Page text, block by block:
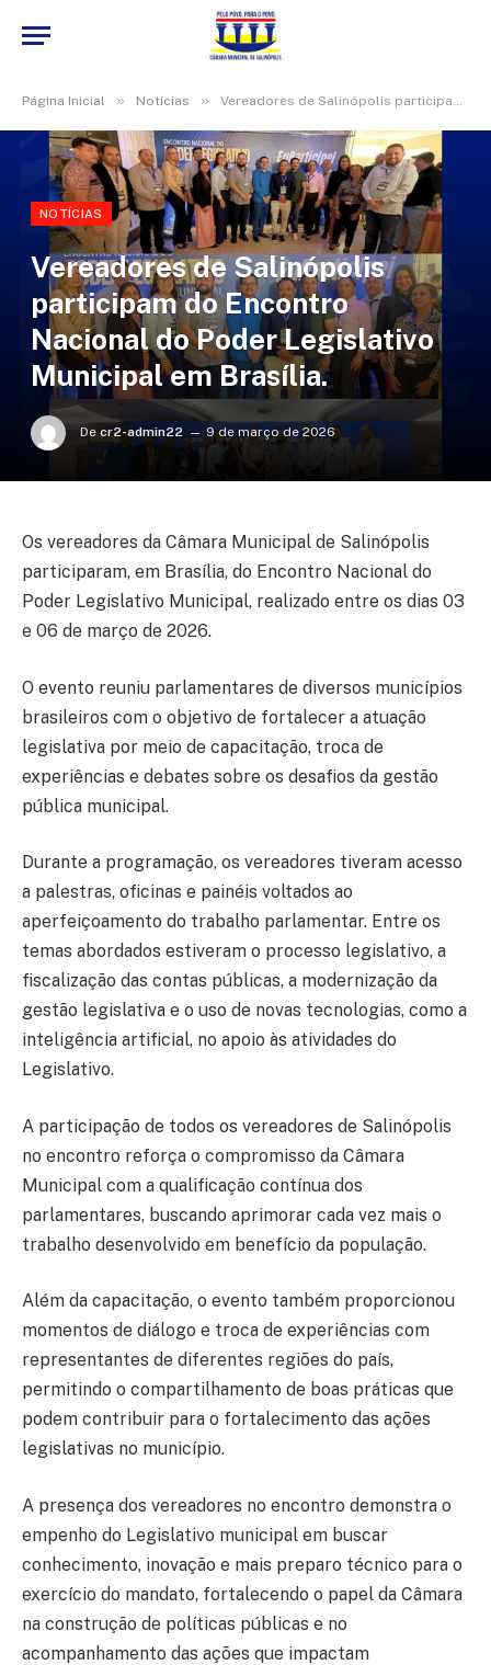
Página Inicial » Notícias » Vereadores de Salinópolis participam do Encontro Nacional do Poder Legislativo Municipal em Brasília.
NOTÍCIAS
Vereadores de Salinópolis
participam do Encontro
Nacional do Poder Legislativo
Municipal em Brasília.
De cr2-admin22 9 de março de 2026
Os vereadores da Câmara Municipal de Salinópolis
participaram, em Brasília, do Encontro Nacional do
Poder Legislativo Municipal, realizado entre os dias 03
e 06 de março de 2026.
O evento reuniu parlamentares de diversos municípios
brasileiros com o objetivo de fortalecer a atuação
legislativa por meio de capacitação, troca de
experiências e debates sobre os desafios da gestão
pública municipal.
Durante a programação, os vereadores tiveram acesso
a palestras, oficinas e painéis voltados ao
aperfeiçoamento do trabalho parlamentar. Entre os
temas abordados estiveram o processo legislativo, a
fiscalização das contas públicas, a modernização da
gestão legislativa e o uso de novas tecnologias, como a
inteligência artificial, no apoio às atividades do
Legislativo.
A participação de todos os vereadores de Salinópolis
no encontro reforça o compromisso da Câmara
Municipal com a qualificação contínua dos
parlamentares, buscando aprimorar cada vez mais o
trabalho desenvolvido em benefício da população.
Além da capacitação, o evento também proporcionou
momentos de diálogo e troca de experiências com
representantes de diferentes regiões do país,
permitindo o compartilhamento de boas práticas que
podem contribuir para o fortalecimento das ações
legislativas no município.
A presença dos vereadores no encontro demonstra o
empenho do Legislativo municipal em buscar
conhecimento, inovação e mais preparo técnico para o
exercício do mandato, fortalecendo o papel da Câmara
na construção de políticas públicas e no
acompanhamento das ações que impactam